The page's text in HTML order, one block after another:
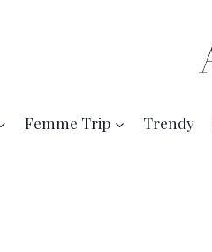
Femme Trip Trendy